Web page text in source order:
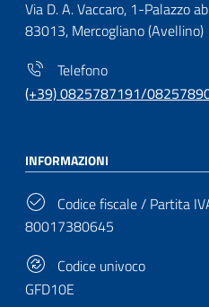
Via D. A. Vaccaro, 1-Palazzo
83013, Mercogliano (Avellino)
Telefono
(+39) 0825787191/
INFORMAZIONI
Codice fiscale / Partita
80017380645
Codice univoco
GFD10E